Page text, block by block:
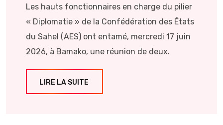
Les hauts fonctionnaires en charge du pilier
« Diplomatie » de la Confédération des États
du Sahel (AES) ont entamé, mercredi 17 juin
2026, à Bamako, une réunion de deux.
LIRE LA SUITE